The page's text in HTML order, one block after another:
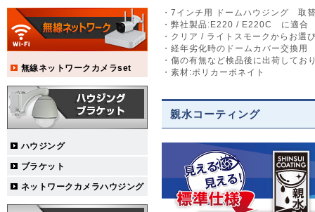
無線ネットワークカメラset
ハウジング
ブラケット
ネットワークカメラハウジング
・7インチ用 ドームハウジング 取
・弊社製品:E220 / E220C に適合
・クリア / ライトスモークからお選
・経年劣化時のドームカバー交換用
・傷の有無など検品後に出荷してお
・素材:ポリカーボネイト
親水コーティング